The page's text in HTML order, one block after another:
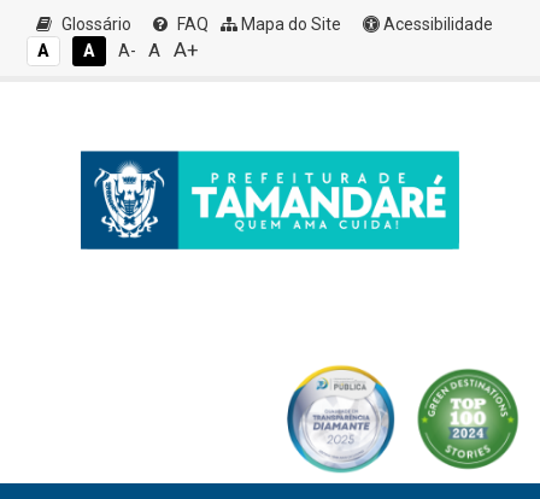
Glossário FAQ Mapa do Site
Acessibilidade
A
A A- A A+